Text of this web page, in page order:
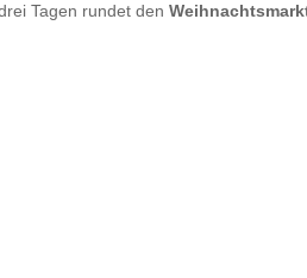
Tagen rundet den